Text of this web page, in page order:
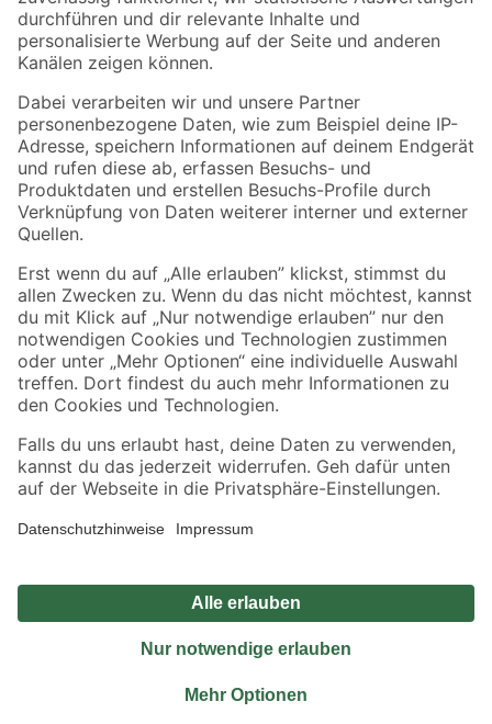
Zahlungsarten Versandarten
Sicher einkaufen
Jetzt die toom-App herunterladen
Alle Preisangaben in EUR inkl. gesetzl. MwSt.. Die dargestellten Angebote sind unter
Umständen nicht in allen Märkten verfügbar. Die angegebenen Verfügbarkeiten beziehen
sich auf den unter "Mein Markt" ausgewählten toom Baumarkt. Alle Angebote und
*Paketversand ab 59 € versandkostenfrei, gilt nicht für Artikel mit Speditionsversand, hier
fallen zusätzliche Versandkosten an.
Privatsphäre Impressum
© 2026 toom Baumarkt GmbH